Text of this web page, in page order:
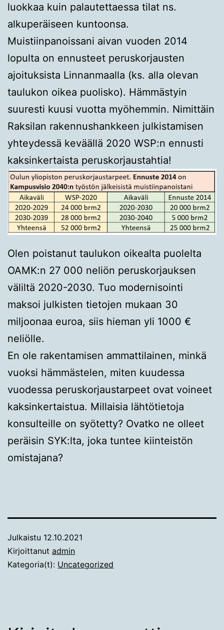
luokkaa kuin palautettaessa tilat ns.
alkuperäiseen kuntoonsa.
Muistiinpanoissani aivan vuoden 2014
lopulta on ennusteet peruskorjausten
ajoituksista Linnanmaalla (ks. alla olevan
taulukon oikea puolisko). Hämmästyin
suuresti kuusi vuotta myöhemmin. Nimittäin
Raksilan rakennushankkeen julkistamisen
yhteydessä keväällä 2020 WSP:n ennusti
kaksinkertaista peruskorjaustahtia!
Olen poistanut taulukon oikealta puolelta
OAMK:n 27 000 neliön peruskorjauksen
väliltä 2020-2030. Tuo modernisointi
maksoi julkisten tietojen mukaan 30
miljoonaa euroa, siis hieman yli 1000 €
neliölle.
En ole rakentamisen ammattilainen, minkä
vuoksi hämmästelen, miten kuudessa
vuodessa peruskorjaustarpeet ovat voineet
kaksinkertaistua. Millaisia lähtötietoja
konsulteille on syötetty? Ovatko ne olleet
peräisin SYK:lta, joka tuntee kiinteistön
omistajana?
Julkaistu 12.10.2021
Kirjoittanut admin
Kategoria(t): Uncategorized